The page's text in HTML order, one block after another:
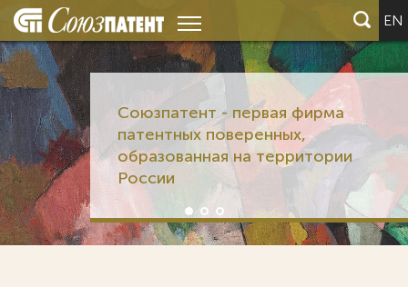
EN
Союзпатент - первая фирма
патентных поверенных,
образованная на территории
России